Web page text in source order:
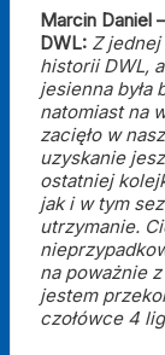
Marcin Daniel
DWL: Z
historii DWL,
jesienna była
natomiast na
zacięło w
uzyskanie
ostatniej
jak i w tym
utrzymanie.
na poważnie
jestem
czołówce 4